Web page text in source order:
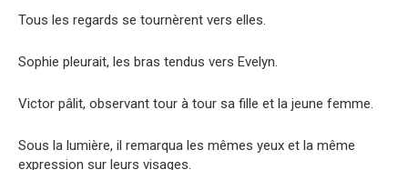
Tous les regards se tournèrent vers elles.
Sophie pleurait, les bras tendus vers Evelyn.
Victor pâlit, observant tour à tour sa fille et la jeune femme.
Sous la lumière, il remarqua les mêmes yeux et la même
expression sur leurs visages.